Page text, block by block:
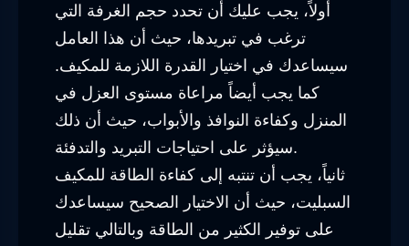
أولاً، يجب عليك أن تحدد حجم الغرفة التي
ترغب في تبريدها، حيث أن هذا العامل
سيساعدك في اختيار القدرة اللازمة للمكيف.
كما يجب أيضاً مراعاة مستوى العزل في
المنزل وكفاءة النوافذ والأبواب، حيث أن ذلك
سيؤثر على احتياجات التبريد والتدفئة.
ثانياً، يجب أن تنتبه إلى كفاءة الطاقة للمكيف
السبليت، حيث أن الاختيار الصحيح سيساعدك
على توفير الكثير من الطاقة وبالتالي تقليل